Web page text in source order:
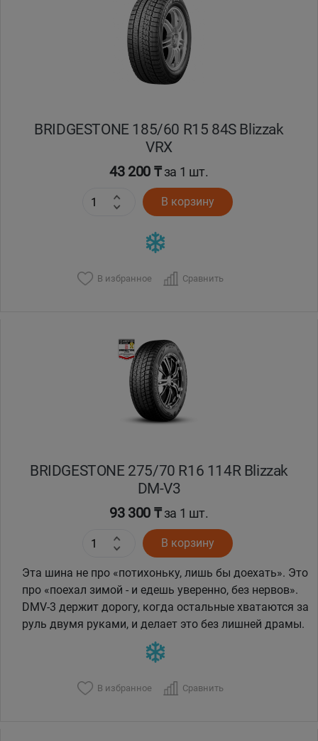
BRIDGESTONE 185/60 R15 84S Blizzak
VRX
43 200 ₸за 1 шт.
В корзину
В избранное Сравнить
BRIDGESTONE 275/70 R16 114R Blizzak
DM-V3
93 300 ₸за 1 шт.
В корзину
Эта шина не про «потихоньку, лишь бы доехать». Это
про «поехал зимой - и едешь уверенно, без нервов».
DMV-3 держит дорогу, когда остальные хватаются за
руль двумя руками, и делает это без лишней драмы.
В избранное Сравнить
Павлодар